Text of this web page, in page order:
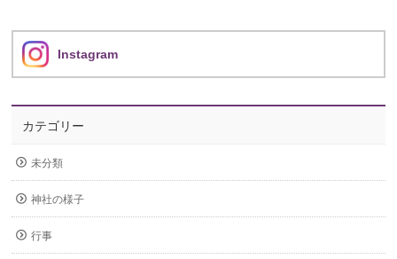
Instagram
カテゴリー
未分類
神社の様子
行事